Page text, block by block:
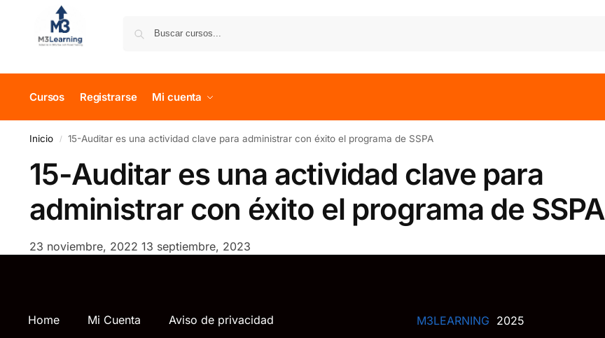
Cursos Registrarse Mi cuenta
Inicio / 15-Auditar es una actividad clave para administrar con éxito el programa de SSPA
15-Auditar es una actividad clave para
administrar con éxito el programa de SSPA
23 noviembre, 2022 13 septiembre, 2023
Home Mi Cuenta Aviso de privacidad M3LEARNING 2025